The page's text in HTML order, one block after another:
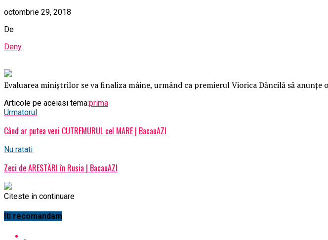
octombrie 29, 2018
De
Deny
Evaluarea miniştrilor se va finaliza mâine, urmând ca premierul Viorica Dăncilă să anunțe
Articole pe aceiasi tema:prima
Urmatorul
Când ar putea veni CUTREMURUL cel MARE | BacauAZI
Nu ratati
Zeci de ARESTĂRI în Rusia | BacauAZI
Citeste in continuare
Iti recomandam